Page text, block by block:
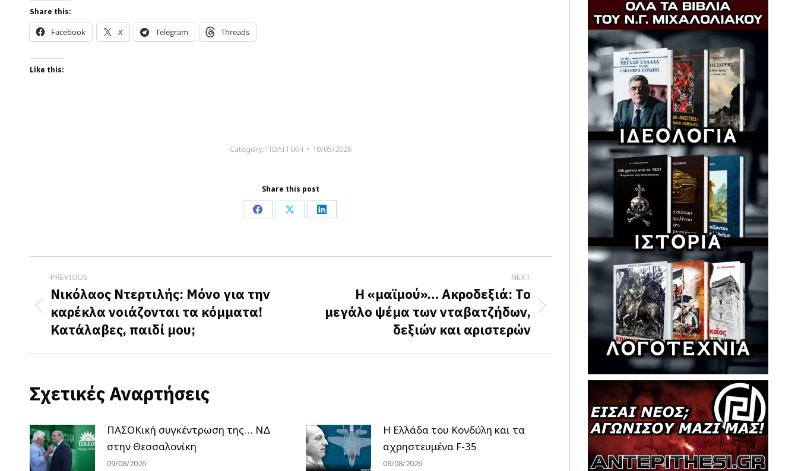
Share this:
Facebook X Telegram Threads
Like this:
Category: ΠΟΛΙΤΙΚΗ 10/05/2026
Share this post
Share
Facebook
Share
X
Share
LinkedIn
Post
navigation
PREVIOUS
Previous
post:
Νικόλαος Ντερτιλής: Μόνο για την
καρέκλα νοιάζονται τα κόμματα!
Κατάλαβες, παιδί μου;
NEXT
Next
Η «μαϊμού»… Ακροδεξιά: Το
μεγάλο ψέμα των νταβατζήδων,
δεξιών και αριστερών
Σχετικές Αναρτήσεις
ΠΑΣΟΚική συγκέντρωση της… ΝΔ
στην Θεσσαλονίκη
09/08/2026
Η Ελλάδα του Κονδύλη και τα
αχρηστευμένα F-35
08/08/2026